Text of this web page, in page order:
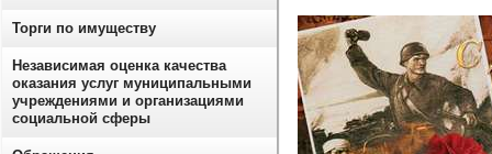
Торги по имуществу
Независимая оценка качества
оказания услуг муниципальными
учреждениями и организациями
социальной сферы